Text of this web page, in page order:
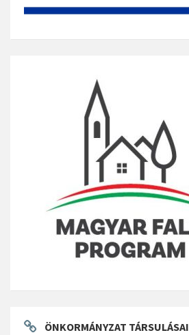
ÖNKORMÁNYZAT TÁRSULÁSAI